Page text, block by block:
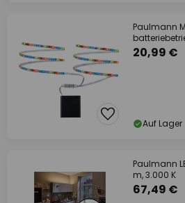
Paulmann
20,99 €
Auf Lager
Paulmann
m, 3.000 K
67,49 €